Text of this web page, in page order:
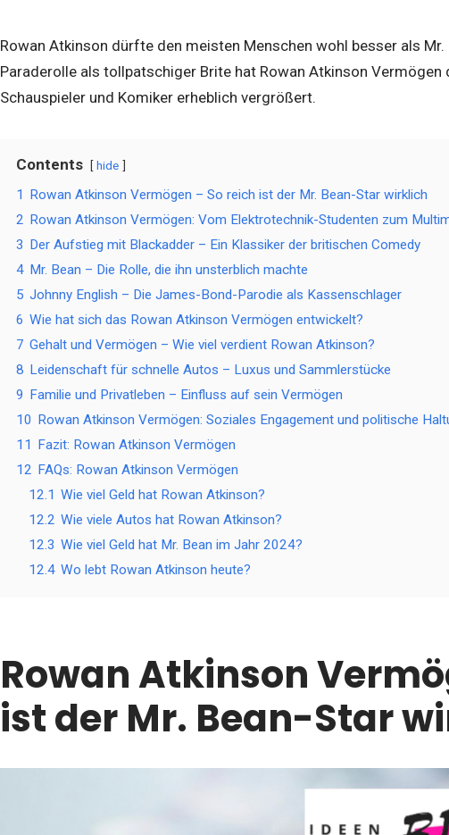
Rowan Atkinson dürfte den meisten Menschen wohl besser als Mr.
Paraderolle als tollpatschiger Brite hat Rowan Atkinson Vermögen
Schauspieler und Komiker erheblich vergrößert.
Contents hide
1 Rowan Atkinson Vermögen – So reich ist der Mr. Bean-Star wirklich
2 Rowan Atkinson Vermögen: Vom Elektrotechnik-Studenten zum
3 Der Aufstieg mit Blackadder – Ein Klassiker der britischen Comedy
4 Mr. Bean – Die Rolle, die ihn unsterblich machte
5 Johnny English – Die James-Bond-Parodie als Kassenschlager
6 Wie hat sich das Rowan Atkinson Vermögen entwickelt?
7 Gehalt und Vermögen – Wie viel verdient Rowan Atkinson?
8 Leidenschaft für schnelle Autos – Luxus und Sammlerstücke
9 Familie und Privatleben – Einfluss auf sein Vermögen
10 Rowan Atkinson Vermögen: Soziales Engagement und politische
11 Fazit: Rowan Atkinson Vermögen
12 FAQs: Rowan Atkinson Vermögen
12.1 Wie viel Geld hat Rowan Atkinson?
12.2 Wie viele Autos hat Rowan Atkinson?
12.3 Wie viel Geld hat Mr. Bean im Jahr 2024?
12.4 Wo lebt Rowan Atkinson heute?
Rowan Atkinson
ist der Mr. Bean-Star